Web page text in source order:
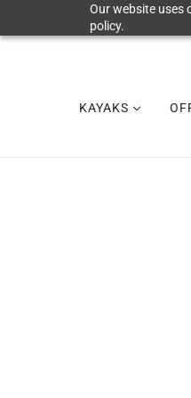
Our website uses
policy.
KAYAKS